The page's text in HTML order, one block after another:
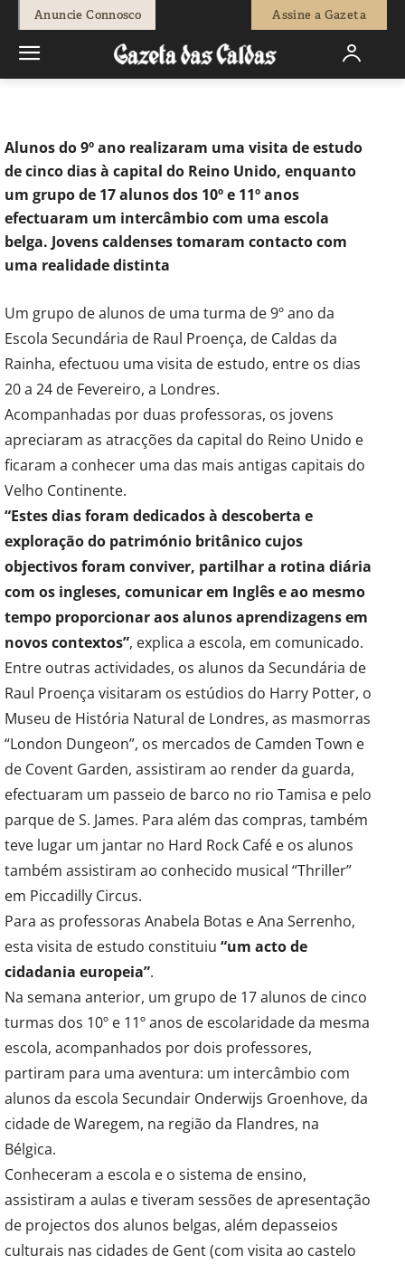
Anuncie Connosco Assine a Gazeta
Joaquim Paulo - 1603 0
Alunos do 9º ano realizaram uma visita de estudo
de cinco dias à capital do Reino Unido, enquanto
um grupo de 17 alunos dos 10º e 11º anos
efectuaram um intercâmbio com uma escola
belga. Jovens caldenses tomaram contacto com
uma realidade distinta
Um grupo de alunos de uma turma de 9º ano da
Escola Secundária de Raul Proença, de Caldas da
Rainha, efectuou uma visita de estudo, entre os dias
20 a 24 de Fevereiro, a Londres.
Acompanhadas por duas professoras, os jovens
apreciaram as atracções da capital do Reino Unido e
ficaram a conhecer uma das mais antigas capitais do
Velho Continente.
“Estes dias foram dedicados à descoberta e
exploração do património britânico cujos
objectivos foram conviver, partilhar a rotina diária
com os ingleses, comunicar em Inglês e ao mesmo
tempo proporcionar aos alunos aprendizagens em
novos contextos”, explica a escola, em comunicado.
Entre outras actividades, os alunos da Secundária de
Raul Proença visitaram os estúdios do Harry Potter, o
Museu de História Natural de Londres, as masmorras
“London Dungeon”, os mercados de Camden Town e
de Covent Garden, assistiram ao render da guarda,
efectuaram um passeio de barco no rio Tamisa e pelo
parque de S. James. Para além das compras, também
teve lugar um jantar no Hard Rock Café e os alunos
também assistiram ao conhecido musical “Thriller”
em Piccadilly Circus.
Para as professoras Anabela Botas e Ana Serrenho,
esta visita de estudo constituiu “um acto de
cidadania europeia”.
Na semana anterior, um grupo de 17 alunos de cinco
turmas dos 10º e 11º anos de escolaridade da mesma
escola, acompanhados por dois professores,
partiram para uma aventura: um intercâmbio com
alunos da escola Secundair Onderwijs Groenhove, da
cidade de Waregem, na região da Flandres, na
Bélgica.
Conheceram a escola e o sistema de ensino,
assistiram a aulas e tiveram sessões de apresentação
de projectos dos alunos belgas, além depasseios
culturais nas cidades de Gent (com visita ao castelo